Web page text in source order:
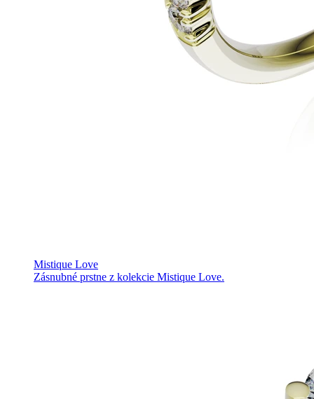
Mistique Love
Zásnubné prstne z kolekcie Mistique Love.